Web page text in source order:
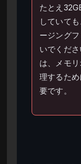
たとえ
していて
ージング
いでくだ
は、メモ
理するた
要です。